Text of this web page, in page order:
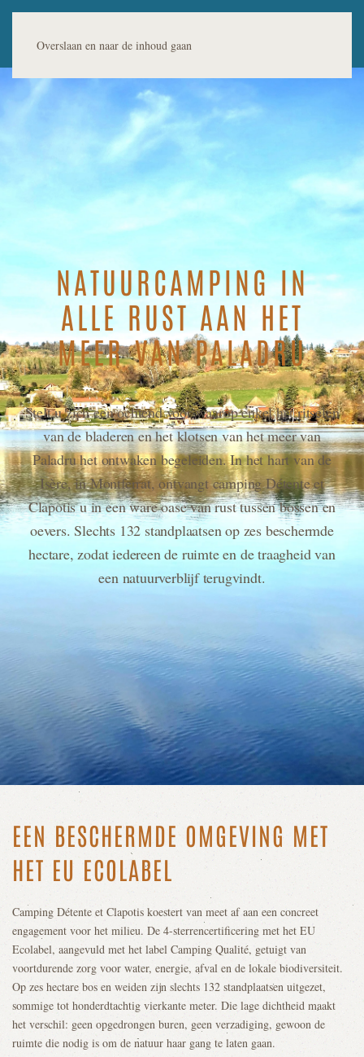
Overslaan en naar de inhoud gaan
NATUURCAMPING IN
ALLE RUST AAN HET
MEER VAN PALADRU
Stelt u zich een ochtend voor waarop enkel het ritselen
van de bladeren en het klotsen van het meer van
Paladru het ontwaken begeleiden. In het hart van de
Isère, in Montferrat, ontvangt camping Détente et
Clapotis u in een ware oase van rust tussen bossen en
oevers. Slechts 132 standplaatsen op zes beschermde
hectare, zodat iedereen de ruimte en de traagheid van
een natuurverblijf terugvindt.
EEN BESCHERMDE OMGEVING MET
HET EU ECOLABEL
Camping Détente et Clapotis koestert van meet af aan een concreet
engagement voor het milieu. De 4-sterrencertificering met het EU
Ecolabel, aangevuld met het label Camping Qualité, getuigt van
voortdurende zorg voor water, energie, afval en de lokale biodiversiteit.
Op zes hectare bos en weiden zijn slechts 132 standplaatsen uitgezet,
sommige tot honderdtachtig vierkante meter. Die lage dichtheid maakt
het verschil: geen opgedrongen buren, geen verzadiging, gewoon de
ruimte die nodig is om de natuur haar gang te laten gaan.